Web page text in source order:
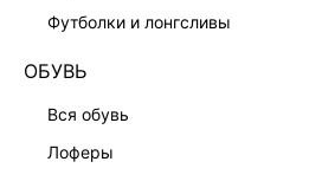
футболки и лонгсливы
ОБУВЬ
вся обувь
лоферы